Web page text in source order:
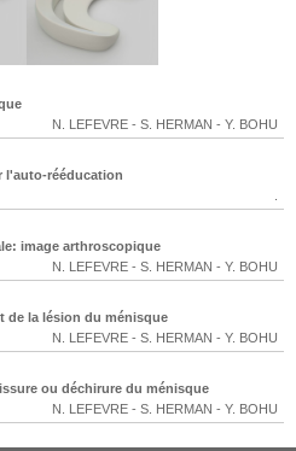
N. LEFEVRE - S. HERMAN - Y. BOHU
l'auto-rééducation
image arthroscopique
N. LEFEVRE - S. HERMAN - Y. BOHU
de la lésion du ménisque
N. LEFEVRE - S. HERMAN - Y. BOHU
ou déchirure du ménisque
N. LEFEVRE - S. HERMAN - Y. BOHU